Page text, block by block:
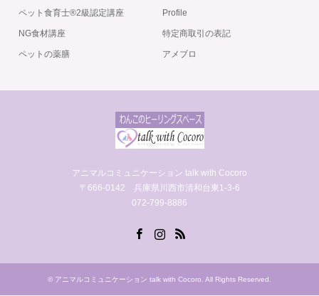
ペット食育士®️2級認定講座
NG食材講座
ペットの薬膳
Profile
特定商取引の表記
アメブロ
アニマルコミュニケーション talk with Cocoro
〒666-0142 兵庫県川西市清和台東1-3-6
072-799-8886
© アニマルコミュニケーション talk with Cocoro. All Rights Reserved.